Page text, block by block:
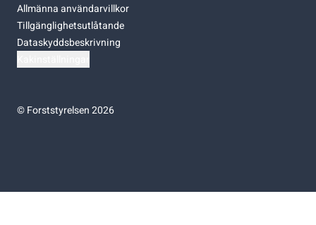
Allmänna användarvillkor
Tillgänglighetsutlåtande
Dataskyddsbeskrivning
©Forststyrelsen 2026